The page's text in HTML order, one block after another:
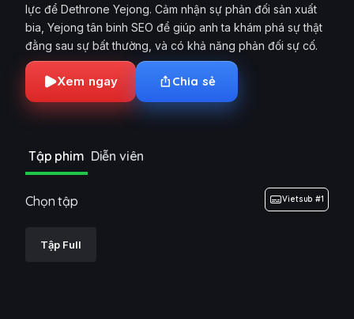
lực để Dethrone Yejong. Cảm nhận sự phản đối sản xuất
bia, Yejong tân binh SEO để giúp anh ta khám phá sự thật
đằng sau sự bất thường, và có khả năng phản đối sự cố.
Xem ngay Chia sẻ
Tập phim Diễn viên
Chọn tập Vietsub #1
Tập Full